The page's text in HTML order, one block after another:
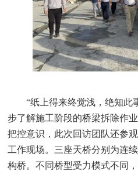
“纸上得来终觉浅，绝知此
步了解施工阶段的桥梁拆除作
把控意识，此次回访团队还参
工作现场。三座天桥分别为连
构桥。不同桥型受力模式不同